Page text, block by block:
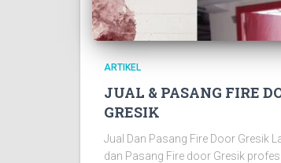
ARTIKEL
JUAL & PASANG FIRE
GRESIK
Jual Dan Pasang Fire Door Gresik
dan Pasang Fire door Gresik